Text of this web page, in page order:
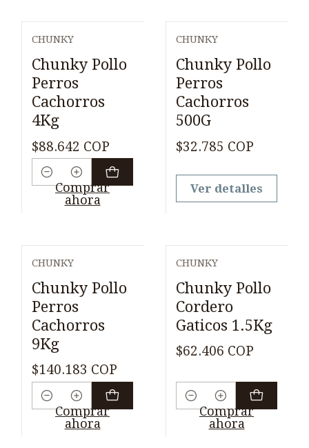
CHUNKY
Chunky Pollo
Perros
Cachorros
4Kg
$88.642 COP
Cantidad
Comprar
ahora
CHUNKY
Chunky Pollo
Perros
Cachorros
500G
$32.785 COP
Ver detalles
CHUNKY
Chunky Pollo
Perros
Cachorros
9Kg
$140.183 COP
Cantidad
Comprar
ahora
CHUNKY
Chunky Pollo
Cordero
Gaticos 1.5Kg
$62.406 COP
Cantidad
Comprar
ahora